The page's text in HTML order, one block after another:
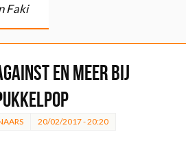
Faki
en meer bij
20/02/2017 - 20:20